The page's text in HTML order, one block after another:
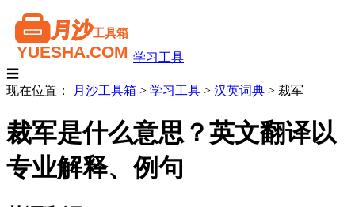
学习工具
☰
现在位置：
月沙工具箱 > 学习工具 > 汉英词典 > 裁军
裁军是什么意思？英文翻译以
专业解释、例句